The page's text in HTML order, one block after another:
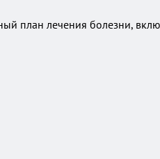
план лечения болезни,